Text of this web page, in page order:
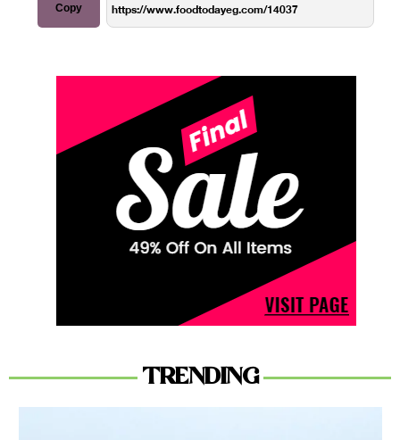
Copy
TRENDING